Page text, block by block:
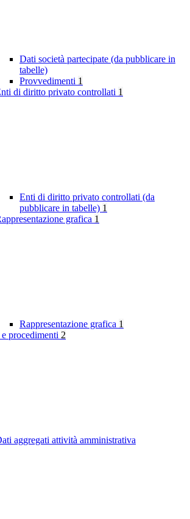
Dati società partecipate (da pubblicare in
tabelle)
Provvedimenti 1
di diritto privato controllati 1
Enti di diritto privato controllati (da
pubblicare in tabelle) 1
grafica 1
Rappresentazione grafica 1
procedimenti 2
aggregati attività amministrativa